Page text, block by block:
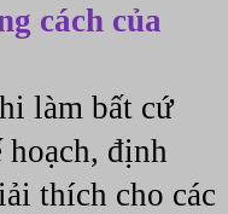
cách của
làm bất cứ
định
thích cho các